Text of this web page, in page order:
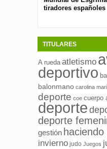
tiradores españoles
TITULARES
A rueda atletismo
deportivo
balonmano carolina
deporte coe cuerpo
deporte
deporte
gestión
invierno judo Juegos